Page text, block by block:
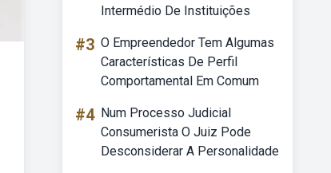
Intermédio De Instituições
#3 O Empreendedor Tem Algumas
Características De Perfil
Comportamental Em Comum
#4 Num Processo Judicial
Consumerista O Juiz Pode
Desconsiderar A Personalidade